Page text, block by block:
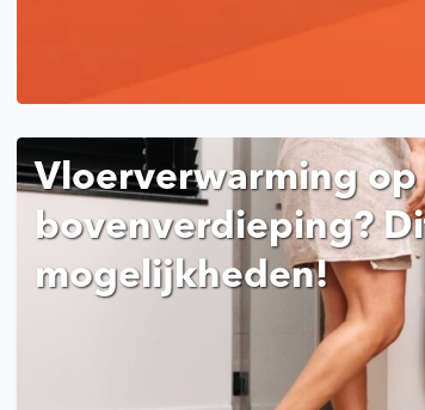
Vloerverwarming op
bovenverdieping?
mogelijkheden!